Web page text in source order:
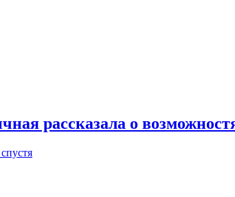
рассказала о